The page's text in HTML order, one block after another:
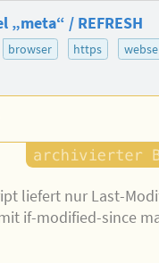
/ REFRESH
browser https
liefert nur Last-
if-modified-since